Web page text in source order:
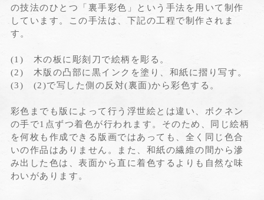
の技法のひとつ「裏手彩色」という手法を用いて制作
しています。この手法は、下記の工程で制作されま
す。
(1) 木の板に彫刻刀で絵柄を彫る。
(2) 木版の凸部に黒インクを塗り、和紙に摺り写す。
(3) (2)で写した側の反対(裏面)から彩色する。
彩色までも版によって行う浮世絵とは違い、ボクネン
の手で1点ずつ着色が行われます。そのため、同じ絵柄
を何枚も作成できる版画ではあっても、全く同じ色合
いの作品はありません。また、和紙の繊維の間から滲
み出した色は、表面から直に着色するよりも自然な味
わいがあります。